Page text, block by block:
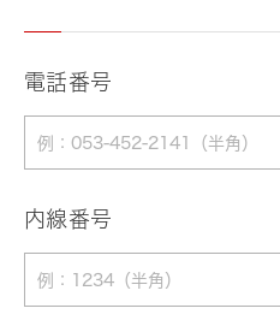
電話番号
内線番号